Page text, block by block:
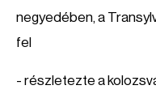
negyedében, a
fel
- részletezte a